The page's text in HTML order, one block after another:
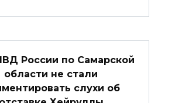
России по Самарской
области не стали
слухи об